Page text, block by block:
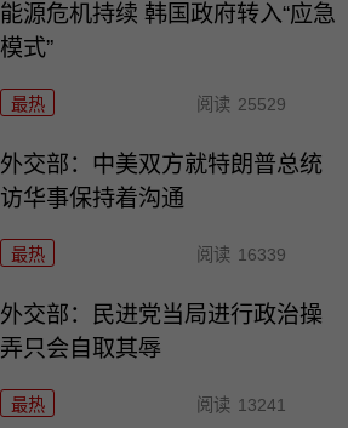
能源危机持续 韩国政府转入“应急
模式”
最热 阅读 25529
外交部：中美双方就特朗普总统
访华事保持着沟通
最热 阅读 16339
外交部：民进党当局进行政治操
弄只会自取其辱
最热 阅读 13241